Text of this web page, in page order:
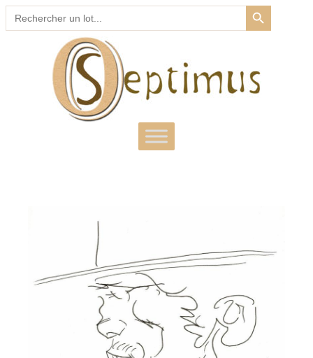
Search
for:
SEARCH BUTTON